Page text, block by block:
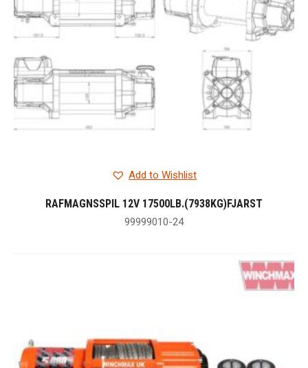
Add to Wishlist
RAFMAGNSSPIL 12V 17500LB.(7938KG)FJARST
99999010-24